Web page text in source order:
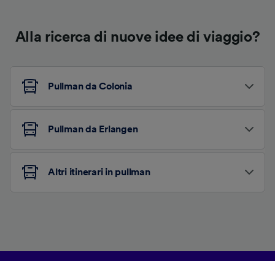
Alla ricerca di nuove idee di viaggio?
Pullman da Colonia
Pullman da Erlangen
Altri itinerari in pullman